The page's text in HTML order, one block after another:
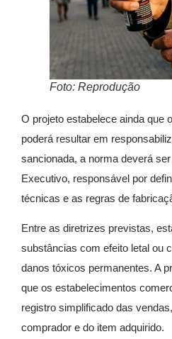
Foto: Reprodução
O projeto estabelece ainda que
poderá resultar em
sancionada, a norma deverá
Executivo, responsável por
técnicas e as regras de
Entre as diretrizes previstas,
substâncias com efeito letal ou
danos tóxicos permanentes. A
que os estabelecimentos
registro simplificado das
comprador e do item adquirido.